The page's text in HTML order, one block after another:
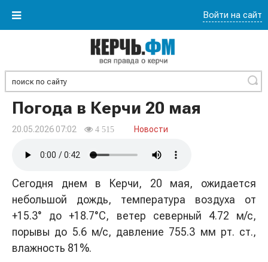
Найти
Войти на сайт
Погода в Керчи 20 мая
20.05.2026 07:02 4 515 Новости
Сегодня днем в Керчи, 20 мая, ожидается
небольшой дождь, температура воздуха от
+15.3° до +18.7°С, ветер северный 4.72 м/с,
порывы до 5.6 м/с, давление 755.3 мм рт. ст.,
влажность 81%.